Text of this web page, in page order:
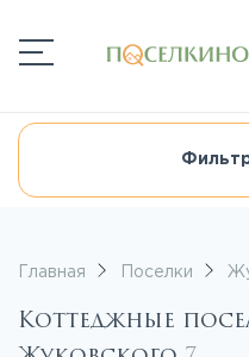
Главная Поселки
Коттеджные